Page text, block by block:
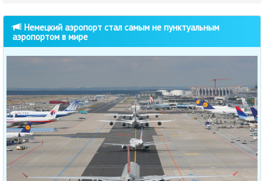
Немецкий аэропорт стал самым не пунктуальным
аэропортом в мире